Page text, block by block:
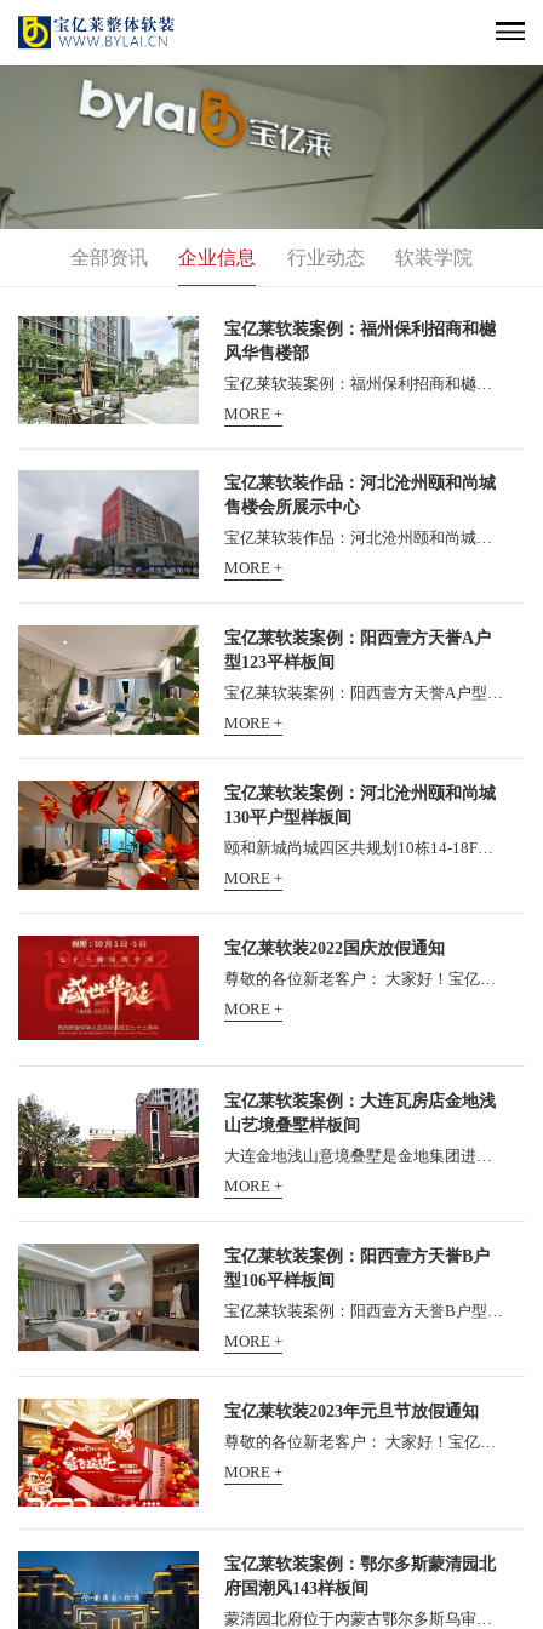
全部资讯 企业信息 行业动态 软装学院
宝亿莱软装案例：福州保利招商和樾
风华售楼部
MORE +
宝亿莱软装作品：河北沧州颐和尚城
售楼会所展示中心
宝亿莱软装作品：河北沧州颐和尚城售楼会所展示中心，新盘颐和尚城迎来了营销中心开放的重要节点。熟悉东塑颐和这家开发商的沧州人们也许会意外，这家一向低调的本地老牌房企...
MORE +
宝亿莱软装案例：阳西壹方天誉A户
型123平样板间
宝亿莱软装案例：阳西壹方天誉A户型123平样板间， 壹方天誉位于阳西县新325国道旁, 5分钟生活圈汇集诸多繁华配套, 成就城市人居新品质。 更有G15高速入口近距依傍, 约5公里距离阳西...
MORE +
宝亿莱软装案例：河北沧州颐和尚城
130平户型样板间
MORE +
宝亿莱软装2022国庆放假通知
MORE +
宝亿莱软装案例：大连瓦房店金地浅
山艺境叠墅样板间
大连金地浅山意境叠墅是金地集团进入瓦房店市的第一个项目，位于瓦房店市五一路，占地面积为6.2万㎡，建筑面积为9.9万㎡，容积率为1.6，绿化率为35%，楼栋总数为23栋，建筑类别包...
MORE +
宝亿莱软装案例：阳西壹方天誉B户
型106平样板间
MORE +
宝亿莱软装2023年元旦节放假通知
MORE +
宝亿莱软装案例：鄂尔多斯蒙清园北
府国潮风143样板间
蒙清园北府位于内蒙古鄂尔多斯乌审旗，软装项目由广州宝亿莱软装设计倾情打造 宝亿莱软装案例：鄂尔多斯蒙清园北府国潮风143样板间...